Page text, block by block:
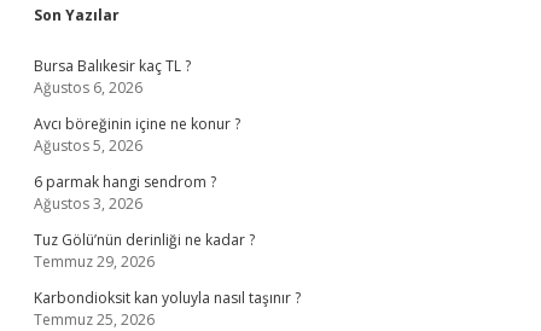
Sidebar
Son Yazılar
Bursa Balıkesir kaç TL ?
Ağustos 6, 2026
Avcı böreğinin içine ne konur ?
Ağustos 5, 2026
6 parmak hangi sendrom ?
Ağustos 3, 2026
Tuz Gölü’nün derinliği ne kadar ?
Temmuz 29, 2026
Karbondioksit kan yoluyla nasıl taşınır ?
Temmuz 25, 2026